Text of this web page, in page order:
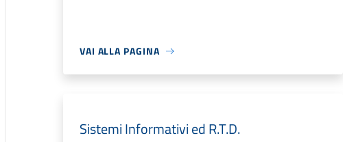
VAI ALLA PAGINA
Sistemi Informativi ed R.T.D.